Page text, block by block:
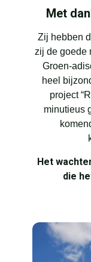
Met
Zij hebben
zij de goede
Groen-
heel
project
minutieus
Het
die